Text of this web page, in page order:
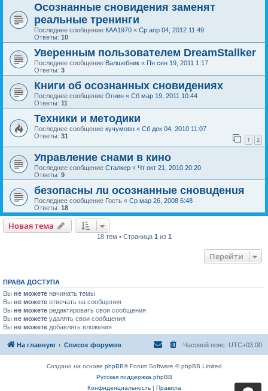
Осознанные сновидения заменят
реальные тренинги
Последнее сообщение КАА1970 « Ср апр 04, 2012 11:49
Ответы: 10
Уверенным пользователем DreamStallker
Последнее сообщение Валшебник « Пн сен 19, 2011 1:17
Ответы: 3
Книги об осознанных сновидениях
Последнее сообщение Огнин « Сб мар 19, 2011 10:44
Ответы: 11
Техники и методики
Последнее сообщение кучумовн « Сб дек 04, 2010 11:07
Ответы: 31 1 2
Управление снами в кино
Последнее сообщение Сталкер « Чт окт 21, 2010 20:20
Ответы: 9
безопасны лu осознанные сновuденuя
Последнее сообщение Гость « Ср мар 26, 2008 6:48
Ответы: 18
Новая тема
18 тем • Страница 1 из 1
Перейти
ПРАВА ДОСТУПА
Вы не можете начинать темы
Вы не можете отвечать на сообщения
Вы не можете редактировать свои сообщения
Вы не можете удалять свои сообщения
Вы не можете добавлять вложения
На главную Список форумов Часовой пояс: UTC+03:00
Создано на основе phpBB® Forum Software © phpBB Limited
Русская поддержка phpBB
Конфиденциальность| Правила